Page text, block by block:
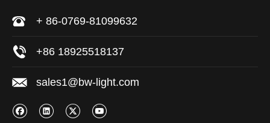
+ 86-0769-81099632
+86 18925518137
sales1@bw-light.com